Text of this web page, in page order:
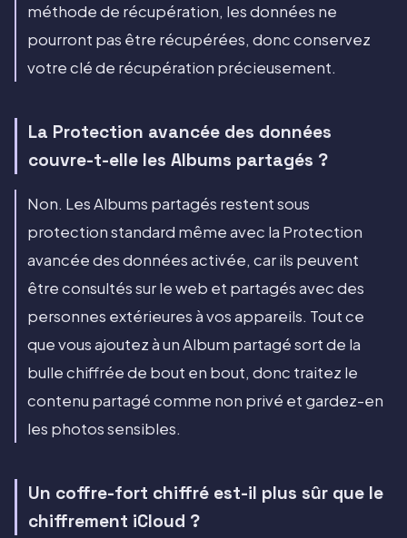
méthode de récupération, les données ne
pourront pas être récupérées, donc conservez
votre clé de récupération précieusement.
La Protection avancée des données
couvre-t-elle les Albums partagés ?
Non. Les Albums partagés restent sous
protection standard même avec la Protection
avancée des données activée, car ils peuvent
être consultés sur le web et partagés avec des
personnes extérieures à vos appareils. Tout ce
que vous ajoutez à un Album partagé sort de la
bulle chiffrée de bout en bout, donc traitez le
contenu partagé comme non privé et gardez-en
les photos sensibles.
Un coffre-fort chiffré est-il plus sûr que le
chiffrement iCloud ?